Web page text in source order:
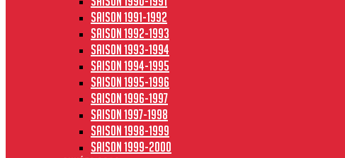
Saison 1991-1992
Saison 1992-1993
Saison 1993-1994
Saison 1994-1995
Saison 1995-1996
Saison 1996-1997
Saison 1997-1998
Saison 1998-1999
Saison 1999-2000